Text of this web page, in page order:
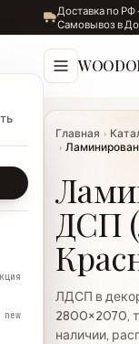
Доставка по РФ
Самовывоз в
Главная ›
›
ДСП
ЛДСП в
2800×2070,
наличии,
new